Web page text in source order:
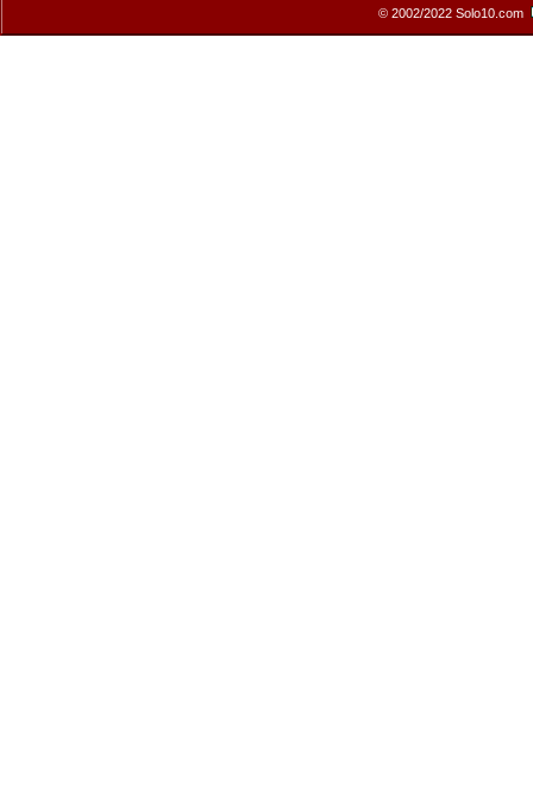
© 2002/2022 Solo10.com